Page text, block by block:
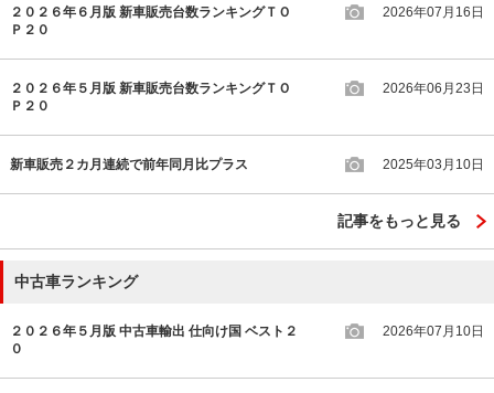
２０２６年６月版 新車販売台数ランキングＴＯ
Ｐ２０
2026年07月16日
２０２６年５月版 新車販売台数ランキングＴＯ
Ｐ２０
2026年06月23日
新車販売２カ月連続で前年同月比プラス 2025年03月10日
記事をもっと見る
中古車ランキング
２０２６年５月版 中古車輸出 仕向け国 ベスト２
０
2026年07月10日